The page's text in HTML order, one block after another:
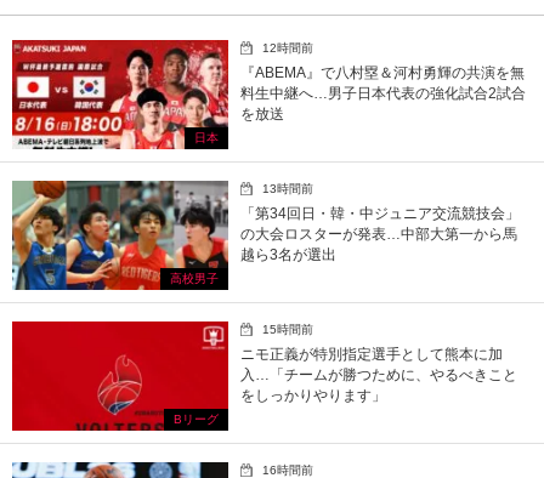
日本
12時間前
『ABEMA』で八村塁＆河村勇輝の共演を無
料生中継へ…男子日本代表の強化試合2試合
を放送
高校男子
13時間前
「第34回日・韓・中ジュニア交流競技会」
の大会ロスターが発表…中部大第一から馬
越ら3名が選出
Bリーグ
15時間前
ニモ正義が特別指定選手として熊本に加
入…「チームが勝つために、やるべきこと
をしっかりやります」
16時間前